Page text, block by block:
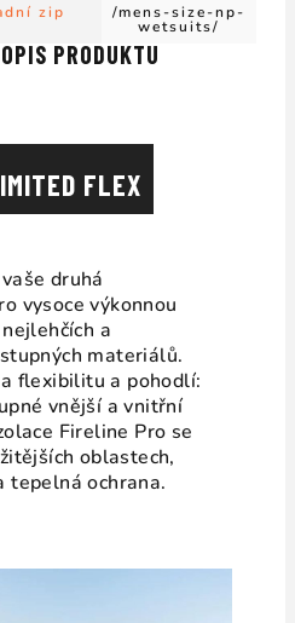
PRODUKTU
FLEX
druhá
vysoce výkonnou
a
materiálů.
flexibilitu a pohodlí:
vnější a vnitřní
Fireline Pro se
oblastech,
tepelná ochrana.
zip /mens-size-np-
wetsuits/